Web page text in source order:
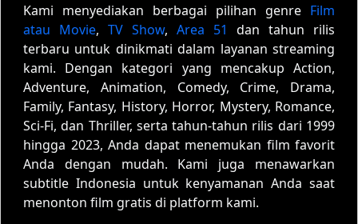
Kami menyediakan berbagai pilihan genre Film
atau Movie, TV Show, Area 51
dan tahun rilis
terbaru untuk dinikmati dalam layanan streaming
kami. Dengan kategori yang mencakup Action,
Adventure, Animation, Comedy, Crime, Drama,
Family, Fantasy, History, Horror, Mystery, Romance,
Sci-Fi, dan Thriller, serta tahun-tahun rilis dari 1999
hingga 2023, Anda dapat menemukan film favorit
Anda dengan mudah. Kami juga menawarkan
subtitle Indonesia untuk kenyamanan Anda saat
menonton film gratis di platform kami.